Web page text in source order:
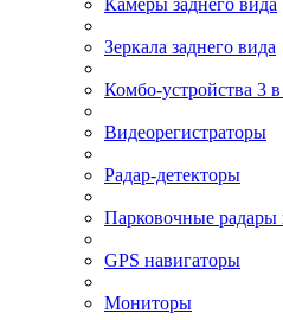
Камеры заднего вида
Зеркала заднего вида
Комбо-устройства 3 в
Видеорегистраторы
Радар-детекторы
Парковочные радары
GPS навигаторы
Мониторы